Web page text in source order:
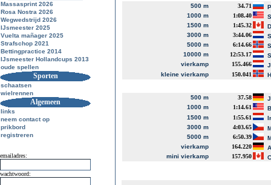
Massasprint 2026
Rosa Nostra 2026
Wegwedstrijd 2026
IJsmeester 2025
Vuelta mañager 2025
Strafschop 2021
Bettingpractice 2014
IJsmeester Hollandcups 2013
oude spellen
Sporten
schaatsen
wielrennen
Algemeen
links
neem contact op
prikbord
registreren
emailadres:
wachtwoord:
500 m 34.71
1000 m
1:08.40
1500 m
1:45.32
3000 m
3:44.06
5000 m
6:14.66
10000 m
12:53.17
vierkamp
155.466
kleine vierkamp
150.041
500 m 37.58
1000 m
1:14.61
1500 m
1:55.61
3000 m
4:03.65
5000 m
6:50.39
vierkamp
164.220
mini vierkamp
157.950